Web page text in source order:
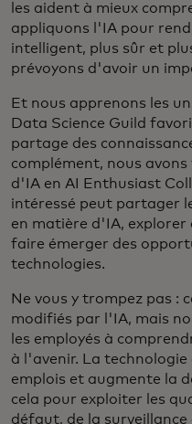
les aident à mieux
appliquons l'IA pour
intelligent, plus sûr et
prévoyons d'avoir un
Et nous apprenons les
Data Science Guild
partage des
complément, nous
d'IA en AI Enthusiast
intéressé peut partager
en matière d'IA, explorer
faire émerger des
technologies.
Ne vous y trompez pas :
modifiés par l'IA, mais
les employés à
à l'avenir. La
emplois et augmente la
cela pour exploiter les
défaut, de la